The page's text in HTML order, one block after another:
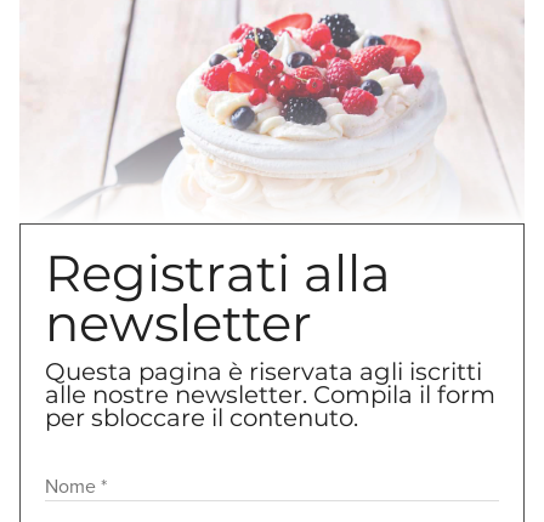
LaMeringataè un dolce semplice
all’apparenza, che si basa nello specifico su
crema a supporto. A seconda della versione
Registrati alla
newsletter
Questa pagina è riservata agli iscritti
alle nostre newsletter. Compila il form
per sbloccare il contenuto.